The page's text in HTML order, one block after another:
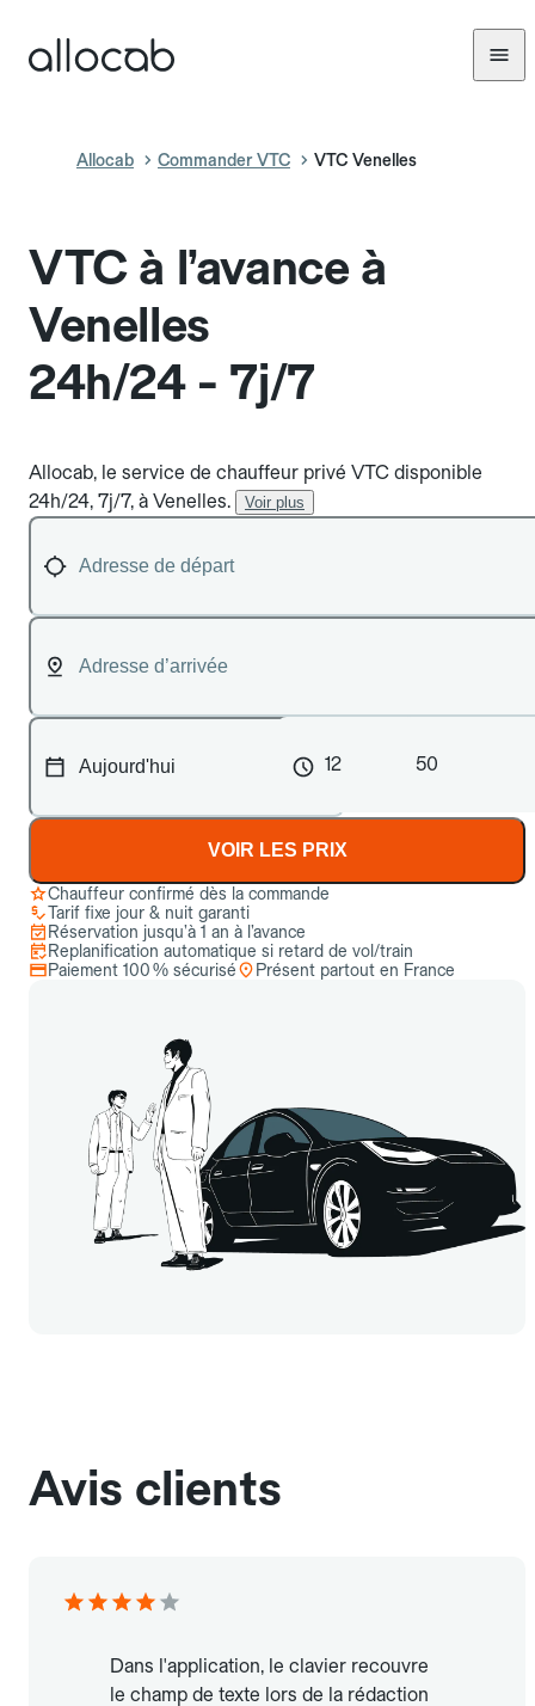
Allocab Commander VTC VTC Venelles
VTC à l’avance à
Venelles
24h/24 - 7j/7
Allocab, le service de chauffeur privé VTC disponible
24h/24, 7j/7, à Venelles.
Voir plus
12 50
VOIR LES PRIX
Chauffeur confirmé dès la commande
Tarif fixe jour & nuit garanti
Réservation jusqu’à 1 an à l’avance
Replanification automatique si retard de vol/train
Paiement 100 % sécurisé
Présent partout en France
Avis clients
Dans l'application, le clavier recouvre
le champ de texte lors de la rédaction